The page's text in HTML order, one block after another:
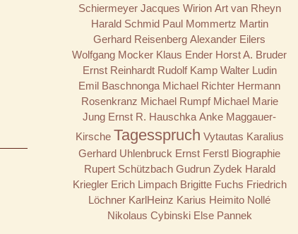
Schiermeyer Jacques Wirion Art van Rheyn
Harald Schmid Paul Mommertz Martin
Gerhard Reisenberg Alexander Eilers
Wolfgang Mocker Klaus Ender Horst A. Bruder
Ernst Reinhardt Rudolf Kamp Walter Ludin
Emil Baschnonga Michael Richter Hermann
Rosenkranz Michael Rumpf Michael Marie
Jung Ernst R. Hauschka Anke Maggauer-
Kirsche Tagesspruch Vytautas Karalius
Gerhard Uhlenbruck Ernst Ferstl Biographie
Rupert Schützbach Gudrun Zydek Harald
Kriegler Erich Limpach Brigitte Fuchs Friedrich
Löchner KarlHeinz Karius Heimito Nollé
Nikolaus Cybinski Else Pannek